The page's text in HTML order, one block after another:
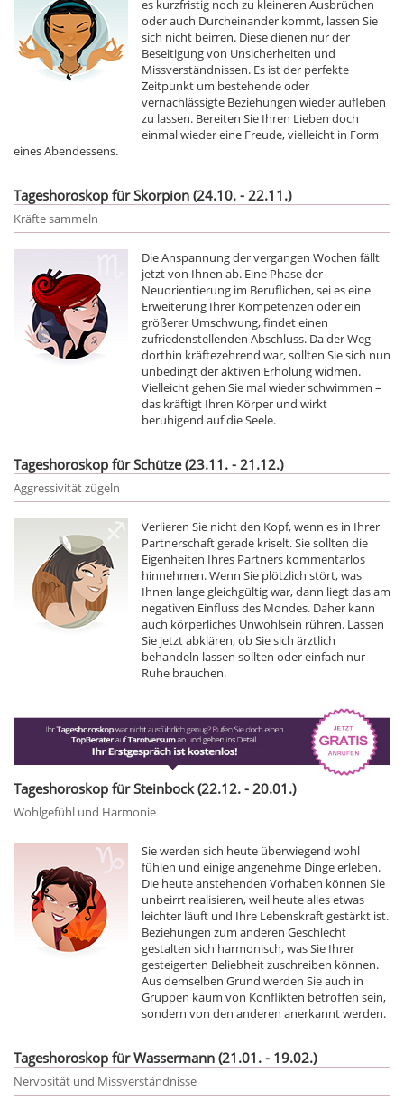
es kurzfristig noch zu kleineren Ausbrüchen
oder auch Durcheinander kommt, lassen Sie
sich nicht beirren. Diese dienen nur der
Beseitigung von Unsicherheiten und
Missverständnissen. Es ist der perfekte
Zeitpunkt um bestehende oder
vernachlässigte Beziehungen wieder aufleben
zu lassen. Bereiten Sie Ihren Lieben doch
einmal wieder eine Freude, vielleicht in Form
eines Abendessens.
Tageshoroskop für Skorpion (24.10. - 22.11.)
Kräfte sammeln
Die Anspannung der vergangen Wochen fällt
jetzt von Ihnen ab. Eine Phase der
Neuorientierung im Beruflichen, sei es eine
Erweiterung Ihrer Kompetenzen oder ein
größerer Umschwung, findet einen
zufriedenstellenden Abschluss. Da der Weg
dorthin kräftezehrend war, sollten Sie sich nun
unbedingt der aktiven Erholung widmen.
Vielleicht gehen Sie mal wieder schwimmen –
das kräftigt Ihren Körper und wirkt
beruhigend auf die Seele.
Tageshoroskop für Schütze (23.11. - 21.12.)
Aggressivität zügeln
Verlieren Sie nicht den Kopf, wenn es in Ihrer
Partnerschaft gerade kriselt. Sie sollten die
Eigenheiten Ihres Partners kommentarlos
hinnehmen. Wenn Sie plötzlich stört, was
Ihnen lange gleichgültig war, dann liegt das am
negativen Einfluss des Mondes. Daher kann
auch körperliches Unwohlsein rühren. Lassen
Sie jetzt abklären, ob Sie sich ärztlich
behandeln lassen sollten oder einfach nur
Ruhe brauchen.
Tageshoroskop für Steinbock (22.12. - 20.01.)
Wohlgefühl und Harmonie
Sie werden sich heute überwiegend wohl
fühlen und einige angenehme Dinge erleben.
Die heute anstehenden Vorhaben können Sie
unbeirrt realisieren, weil heute alles etwas
leichter läuft und Ihre Lebenskraft gestärkt ist.
Beziehungen zum anderen Geschlecht
gestalten sich harmonisch, was Sie Ihrer
gesteigerten Beliebheit zuschreiben können.
Aus demselben Grund werden Sie auch in
Gruppen kaum von Konflikten betroffen sein,
sondern von den anderen anerkannt werden.
Tageshoroskop für Wassermann (21.01. - 19.02.)
Nervosität und Missverständnisse